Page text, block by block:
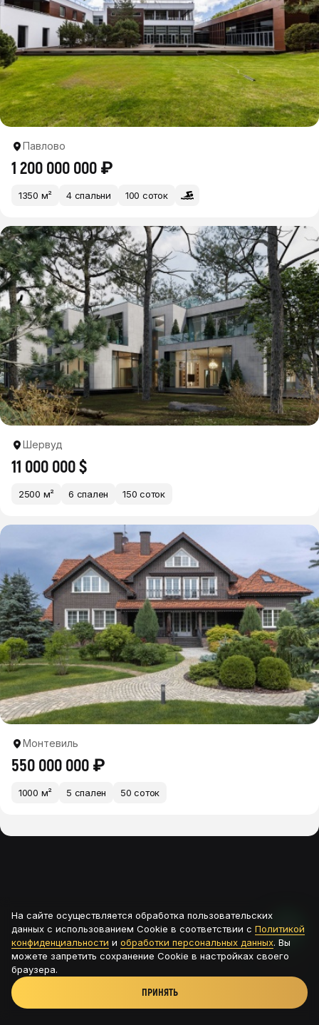
Павлово
1 200 000 000 ₽
1350 м² 4 спальни 100 соток
Шервуд
11 000 000 $
2500 м² 6 спален 150 соток
Монтевиль
550 000 000 ₽
1000 м² 5 спален 50 соток
На сайте осуществляется обработка пользовательских
данных с использованием Cookie в соответствии с Политикой
конфиденциальности и обработки персональных данных. Вы
можете запретить сохранение Cookie в настройках своего
браузера.
ПРИНЯТЬ